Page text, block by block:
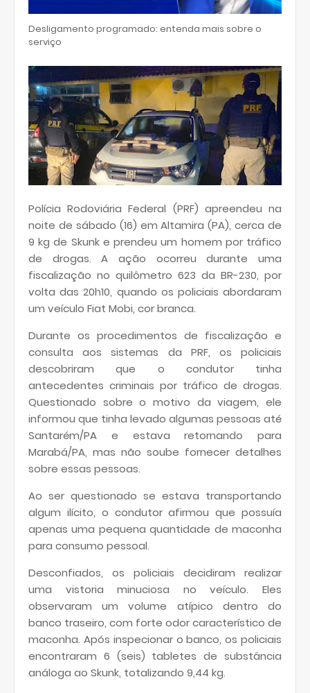
Desligamento programado: entenda mais sobre o
serviço
Polícia Rodoviária Federal (PRF) apreendeu na
noite de sábado (16) em Altamira (PA), cerca de
9 kg de Skunk e prendeu um homem por tráfico
de drogas. A ação ocorreu durante uma
fiscalização no quilômetro 623 da BR-230, por
volta das 20h10, quando os policiais abordaram
um veículo Fiat Mobi, cor branca.
Durante os procedimentos de fiscalização e
consulta aos sistemas da PRF, os policiais
descobriram que o condutor tinha
antecedentes criminais por tráfico de drogas.
Questionado sobre o motivo da viagem, ele
informou que tinha levado algumas pessoas até
Santarém/PA e estava retornando para
Marabá/PA, mas não soube fornecer detalhes
sobre essas pessoas.
Ao ser questionado se estava transportando
algum ilícito, o condutor afirmou que possuía
apenas uma pequena quantidade de maconha
para consumo pessoal.
Desconfiados, os policiais decidiram realizar
uma vistoria minuciosa no veículo. Eles
observaram um volume atípico dentro do
banco traseiro, com forte odor característico de
maconha. Após inspecionar o banco, os policiais
encontraram 6 (seis) tabletes de substância
análoga ao Skunk, totalizando 9,44 kg.